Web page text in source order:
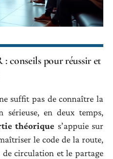
: conseils pour réussir et
suffit pas de connaître la
sérieuse, en deux temps,
théorique s’appuie sur
le code de la route,
de circulation et le partage